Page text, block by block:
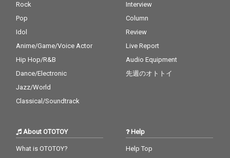
Rock
Pop
Idol
Anime/Game/Voice Actor
Hip Hop/R&B
Dance/Electronic
Jazz/World
Classical/Soundtrack
Interview
Column
Review
Live Report
Audio Equipment
先週のオトトイ
About OTOTOY
What is OTOTOY?
Help
Help Top